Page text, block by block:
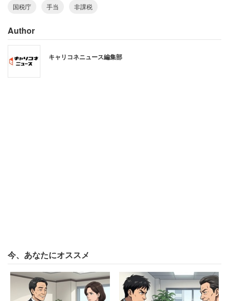
一方、一部企業で既に導入が進んでいる実費を計算しない
定額手当の支給は、全額が課税対象になる。このため、企
業の間では、同庁の計算方法に基づいた実費相当額を手当
す」
と考え方を説明する。昨年からテレワークの費用負担や税
国税庁 手当 非課税
Author
キャリコネニュース編集部
今、あなたにオススメ